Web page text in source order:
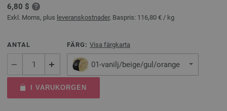
6,80 $
Exkl. Moms, plus leveranskostnader, Baspris: 116,80 € / kg
ANTAL FÄRG: Visa färgkarta
01-vanilj/beige/gul/orange
I VARUKORGEN